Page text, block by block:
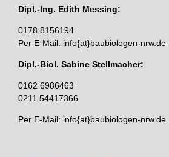
Dipl.-Ing. Edith Messing:
0178 8156194
Per E-Mail: info{at}baubiologen-nrw.de
Dipl.-Biol. Sabine Stellmacher:
0162 6986463
0211 54417366
Per E-Mail: info{at}baubiologen-nrw.de